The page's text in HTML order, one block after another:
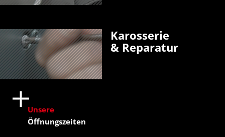
Karosserie
& Re­paratur
Unsere
Öffnungszeiten